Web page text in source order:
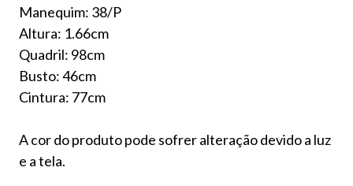
Manequim: 38/P
Altura: 1.66cm
Quadril: 98cm
Busto: 46cm
Cintura: 77cm
A cor do produto pode sofrer alteração devido a luz
e a tela.